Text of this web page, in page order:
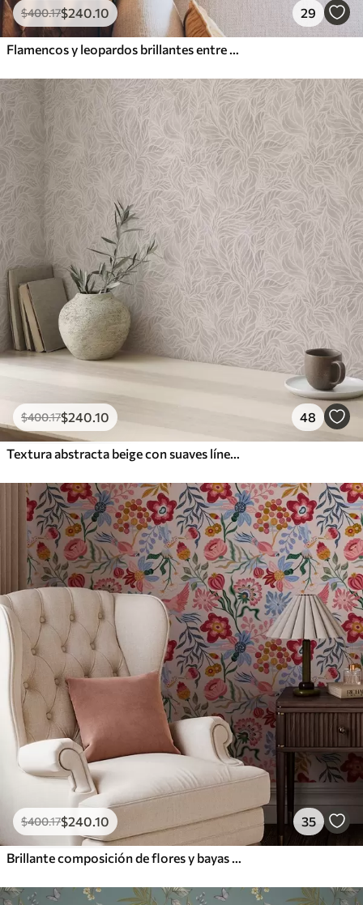
$400.17$240.10 29
Flamencos y leopardos brillantes entre plantas tropicales
$400.17$240.10 48
Textura abstracta beige con suaves líneas de hojas
$400.17$240.10 35
Brillante composición de flores y bayas con loros